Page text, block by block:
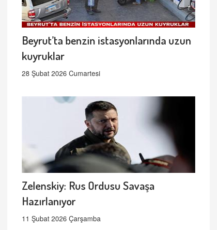
Beyrut’ta benzin istasyonlarında uzun
kuyruklar
28 Şubat 2026 Cumartesi
Zelenskiy: Rus Ordusu Savaşa
Hazırlanıyor
11 Şubat 2026 Çarşamba